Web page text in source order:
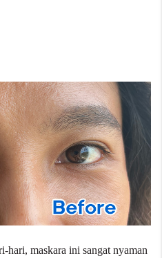
hari, maskara ini sangat nyaman